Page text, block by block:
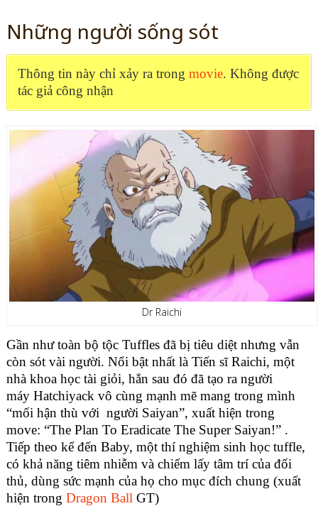
Những người sống sót
Thông tin này chỉ xảy ra trong movie. Không được
tác giả công nhận
Dr Raichi
Gần như toàn bộ tộc Tuffles đã bị tiêu diệt nhưng vẫn
còn sót vài người. Nổi bật nhất là Tiến sĩ Raichi, một
nhà khoa học tài giỏi, hắn sau đó đã tạo ra người
máy Hatchiyack vô cùng mạnh mẽ mang trong mình
“mối hận thù với người Saiyan”, xuất hiện trong
move: “The Plan To Eradicate The Super Saiyan!” .
Tiếp theo kể đến Baby, một thí nghiệm sinh học tuffle,
có khả năng tiêm nhiễm và chiếm lấy tâm trí của đối
thủ, dùng sức mạnh của họ cho mục đích chung (xuất
hiện trong Dragon Ball GT)